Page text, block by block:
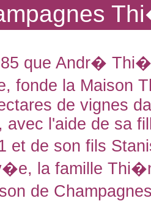
que Andr�
fonde la
de vignes
avec l'aide de sa
et de son fils
la famille
de